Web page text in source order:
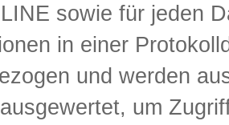
sowie für jeden
in einer
und werden
um